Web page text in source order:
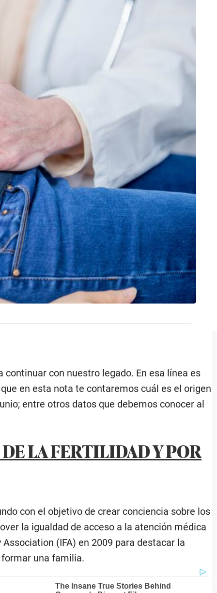
con nuestro legado. En esa línea es
en esta nota te contaremos cuál es el origen
entre otros datos que debemos conocer al
LA FERTILIDAD Y POR
con el objetivo de crear conciencia sobre los
la igualdad de acceso a la atención médica
(IFA) en 2009 para destacar la
una familia.